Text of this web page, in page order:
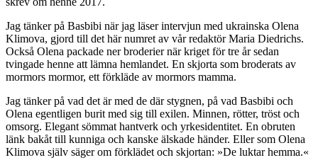
Jag tänker på Basbibi när jag läser intervjun med ukrainska Olena
Klimova, gjord till det här numret av vår redaktör Maria Diedrichs.
Också Olena packade ner broderier när kriget för tre år sedan
tvingade henne att lämna hemlandet. En skjorta som broderats av
mormors mormor, ett förkläde av mormors mamma.
Jag tänker på vad det är med de där stygnen, på vad Basbibi och
Olena egentligen burit med sig till exilen. Minnen, rötter, tröst och
omsorg. Elegant sömmat hantverk och yrkesidentitet. En obruten
länk bakåt till kunniga och kanske älskade händer. Eller som Olena
Klimova själv säger om förklädet och skjortan: »De luktar hemma.«